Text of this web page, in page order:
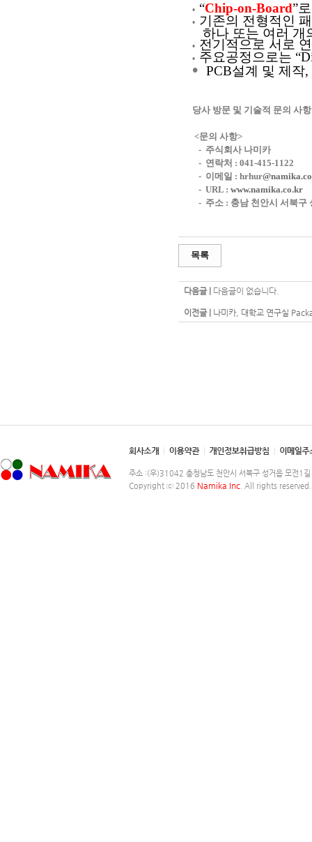
• “Chip-on-Board”로
• 기존의 전형적인
하나 또는 여러 개
• 전기적으로 서로
• 주요공정으로는
• PCB설계 및 제작,
당사 방문 및 기술적 문의 사
<문의 사항>
- 주식회사 나미카
- 연락처 : 041-415-1122
- 이메일 : hrhur
- URL : www.namika.co.kr
- 주소 : 충남 천안시 서북구
목록
다음글 | 다음글이 없습니다.
이전글 | 나미카, 대학교 연구실
주소 :(우)31042 충청남도 천안시 서북구 성거읍 모
Copyright ⓒ 2016 Namika Inc . All rights reserved.